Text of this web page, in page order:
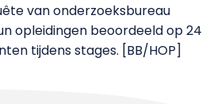
van onderzoeksbureau
opleidingen beoordeeld op 24
tijdens stages. [BB/HOP]